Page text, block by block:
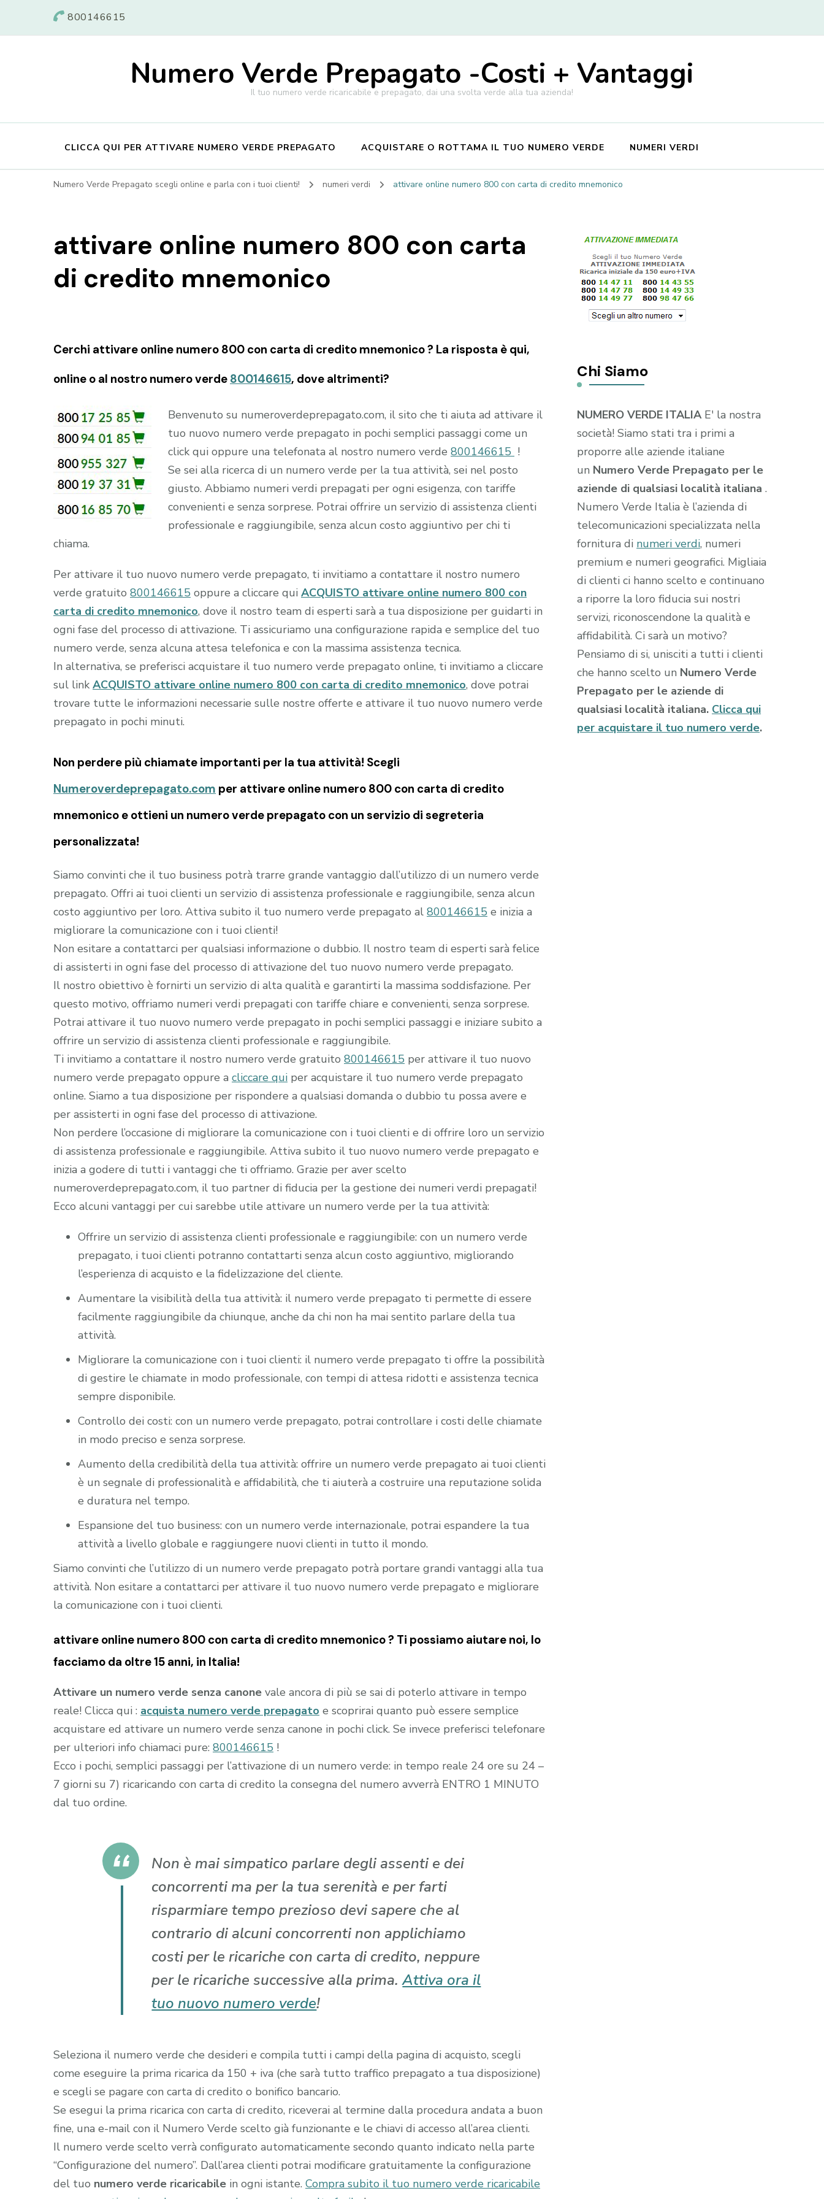
800146615
Numero Verde Prepagato -Costi + Vantaggi
Il tuo numero verde ricaricabile e prepagato, dai una svolta verde alla tua azienda!
CLICCA QUI PER ATTIVARE NUMERO VERDE PREPAGATO ACQUISTARE O ROTTAMA IL TUO NUMERO VERDE NUMERI VERDI
Numero Verde Prepagato scegli online e parla con i tuoi clienti! numeri verdi attivare online numero 800 con carta di credito mnemonico
attivare online numero 800 con carta
di credito mnemonico
Cerchi attivare online numero 800 con carta di credito mnemonico ? La risposta è qui,
online o al nostro numero verde 800146615, dove altrimenti?
Benvenuto su numeroverdeprepagato.com, il sito che ti aiuta ad attivare il
tuo nuovo numero verde prepagato in pochi semplici passaggi come un
click qui oppure una telefonata al nostro numero verde 800146615 !
Se sei alla ricerca di un numero verde per la tua attività, sei nel posto
giusto. Abbiamo numeri verdi prepagati per ogni esigenza, con tariffe
convenienti e senza sorprese. Potrai offrire un servizio di assistenza clienti
professionale e raggiungibile, senza alcun costo aggiuntivo per chi ti
chiama.
Per attivare il tuo nuovo numero verde prepagato, ti invitiamo a contattare il nostro numero
verde gratuito 800146615 oppure a cliccare qui ACQUISTO attivare online numero 800 con
carta di credito mnemonico, dove il nostro team di esperti sarà a tua disposizione per guidarti in
ogni fase del processo di attivazione. Ti assicuriamo una configurazione rapida e semplice del tuo
numero verde, senza alcuna attesa telefonica e con la massima assistenza tecnica.
In alternativa, se preferisci acquistare il tuo numero verde prepagato online, ti invitiamo a cliccare
sul link ACQUISTO attivare online numero 800 con carta di credito mnemonico, dove potrai
trovare tutte le informazioni necessarie sulle nostre offerte e attivare il tuo nuovo numero verde
prepagato in pochi minuti.
Non perdere più chiamate importanti per la tua attività! Scegli
Numeroverdeprepagato.com per attivare online numero 800 con carta di credito
mnemonico e ottieni un numero verde prepagato con un servizio di segreteria
personalizzata!
Siamo convinti che il tuo business potrà trarre grande vantaggio dall’utilizzo di un numero verde
prepagato. Offri ai tuoi clienti un servizio di assistenza professionale e raggiungibile, senza alcun
costo aggiuntivo per loro. Attiva subito il tuo numero verde prepagato al 800146615 e inizia a
migliorare la comunicazione con i tuoi clienti!
Non esitare a contattarci per qualsiasi informazione o dubbio. Il nostro team di esperti sarà felice
di assisterti in ogni fase del processo di attivazione del tuo nuovo numero verde prepagato.
Il nostro obiettivo è fornirti un servizio di alta qualità e garantirti la massima soddisfazione. Per
questo motivo, offriamo numeri verdi prepagati con tariffe chiare e convenienti, senza sorprese.
Potrai attivare il tuo nuovo numero verde prepagato in pochi semplici passaggi e iniziare subito a
offrire un servizio di assistenza clienti professionale e raggiungibile.
Ti invitiamo a contattare il nostro numero verde gratuito 800146615 per attivare il tuo nuovo
numero verde prepagato oppure a cliccare qui per acquistare il tuo numero verde prepagato
online. Siamo a tua disposizione per rispondere a qualsiasi domanda o dubbio tu possa avere e
per assisterti in ogni fase del processo di attivazione.
Non perdere l’occasione di migliorare la comunicazione con i tuoi clienti e di offrire loro un servizio
di assistenza professionale e raggiungibile. Attiva subito il tuo nuovo numero verde prepagato e
inizia a godere di tutti i vantaggi che ti offriamo. Grazie per aver scelto
numeroverdeprepagato.com, il tuo partner di fiducia per la gestione dei numeri verdi prepagati!
Ecco alcuni vantaggi per cui sarebbe utile attivare un numero verde per la tua attività:
Offrire un servizio di assistenza clienti professionale e raggiungibile: con un numero verde
prepagato, i tuoi clienti potranno contattarti senza alcun costo aggiuntivo, migliorando
l’esperienza di acquisto e la fidelizzazione del cliente.
Aumentare la visibilità della tua attività: il numero verde prepagato ti permette di essere
facilmente raggiungibile da chiunque, anche da chi non ha mai sentito parlare della tua
attività.
Migliorare la comunicazione con i tuoi clienti: il numero verde prepagato ti offre la possibilità
di gestire le chiamate in modo professionale, con tempi di attesa ridotti e assistenza tecnica
sempre disponibile.
Controllo dei costi: con un numero verde prepagato, potrai controllare i costi delle chiamate
in modo preciso e senza sorprese.
Aumento della credibilità della tua attività: offrire un numero verde prepagato ai tuoi clienti
è un segnale di professionalità e affidabilità, che ti aiuterà a costruire una reputazione solida
e duratura nel tempo.
Espansione del tuo business: con un numero verde internazionale, potrai espandere la tua
attività a livello globale e raggiungere nuovi clienti in tutto il mondo.
Siamo convinti che l’utilizzo di un numero verde prepagato potrà portare grandi vantaggi alla tua
attività. Non esitare a contattarci per attivare il tuo nuovo numero verde prepagato e migliorare
la comunicazione con i tuoi clienti.
attivare online numero 800 con carta di credito mnemonico ? Ti possiamo aiutare noi, lo
facciamo da oltre 15 anni, in Italia!
Attivare un numero verde senza canone vale ancora di più se sai di poterlo attivare in tempo
reale! Clicca qui : acquista numero verde prepagato e scoprirai quanto può essere semplice
acquistare ed attivare un numero verde senza canone in pochi click. Se invece preferisci telefonare
per ulteriori info chiamaci pure: 800146615 !
Ecco i pochi, semplici passaggi per l’attivazione di un numero verde: in tempo reale 24 ore su 24 –
7 giorni su 7) ricaricando con carta di credito la consegna del numero avverrà ENTRO 1 MINUTO
dal tuo ordine.
Non è mai simpatico parlare degli assenti e dei
concorrenti ma per la tua serenità e per farti
risparmiare tempo prezioso devi sapere che al
contrario di alcuni concorrenti non applichiamo
costi per le ricariche con carta di credito, neppure
per le ricariche successive alla prima.Attiva ora il
tuo nuovo numero verde!
Seleziona il numero verde che desideri e compila tutti i campi della pagina di acquisto, scegli
come eseguire la prima ricarica da 150 + iva (che sarà tutto traffico prepagato a tua disposizione)
e scegli se pagare con carta di credito o bonifico bancario.
Se esegui la prima ricarica con carta di credito, riceverai al termine dalla procedura andata a buon
fine, una e-mail con il Numero Verde scelto già funzionante e le chiavi di accesso all’area clienti.
Il numero verde scelto verrà configurato automaticamente secondo quanto indicato nella parte
“Configurazione del numero”. Dall’area clienti potrai modificare gratuitamente la configurazione
del tuo numero verde ricaricabile in ogni istante. Compra subito il tuo numero verde ricaricabile
Chi Siamo
NUMERO VERDE ITALIAE' la nostra
società! Siamo stati tra i primi a
proporre alle aziende italiane
un Numero Verde Prepagato per le
aziende di qualsiasi località italiana.
Numero Verde Italia è l’azienda di
telecomunicazioni specializzata nella
fornitura di numeri verdi, numeri
premium e numeri geografici. Migliaia
di clienti ci hanno scelto e continuano
a riporre la loro fiducia sui nostri
servizi, riconoscendone la qualità e
affidabilità. Ci sarà un motivo?
Pensiamo di si, unisciti a tutti i clienti
che hanno scelto un Numero Verde
Prepagato per le aziende di
qualsiasi località italiana. Clicca qui
per acquistare il tuo numero verde.